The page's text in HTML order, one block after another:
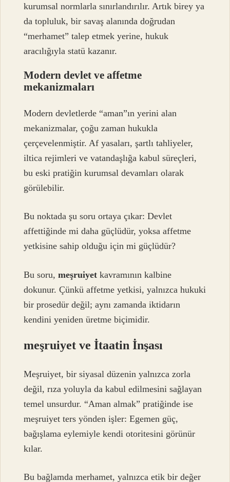
kurumsal normlarla sınırlandırılır. Artık birey ya
da topluluk, bir savaş alanında doğrudan
“merhamet” talep etmek yerine, hukuk
aracılığıyla statü kazanır.
Modern devlet ve affetme
mekanizmaları
Modern devletlerde “aman”ın yerini alan
mekanizmalar, çoğu zaman hukukla
çerçevelenmiştir. Af yasaları, şartlı tahliyeler,
iltica rejimleri ve vatandaşlığa kabul süreçleri,
bu eski pratiğin kurumsal devamları olarak
görülebilir.
Bu noktada şu soru ortaya çıkar: Devlet
affettiğinde mi daha güçlüdür, yoksa affetme
yetkisine sahip olduğu için mi güçlüdür?
Bu soru,meşruiyet kavramının kalbine
dokunur. Çünkü affetme yetkisi, yalnızca hukuki
bir prosedür değil; aynı zamanda iktidarın
kendini yeniden üretme biçimidir.
meşruiyet ve İtaatin İnşası
Meşruiyet, bir siyasal düzenin yalnızca zorla
değil, rıza yoluyla da kabul edilmesini sağlayan
temel unsurdur. “Aman almak” pratiğinde ise
meşruiyet ters yönden işler: Egemen güç,
bağışlama eylemiyle kendi otoritesini görünür
kılar.
Bu bağlamda merhamet, yalnızca etik bir değer